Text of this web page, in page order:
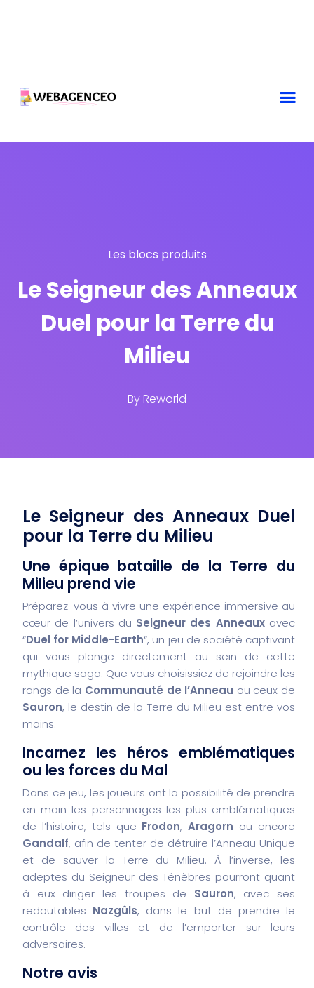
Les blocs produits
Le Seigneur des Anneaux
Duel pour la Terre du
Milieu
ByReworld
Le Seigneur des Anneaux Duel
pour la Terre du Milieu
Une épique bataille de la Terre du
Milieu prend vie
Préparez-vous à vivre une expérience immersive au
cœur de l’univers du Seigneur des Anneauxavec
“Duel for Middle-Earth“, un jeu de société captivant
qui vous plonge directement au sein de cette
mythique saga. Que vous choisissiez de rejoindre les
rangs de la Communauté de l’Anneau ou ceux de
Sauron, le destin de la Terre du Milieu est entre vos
mains.
Incarnez les héros emblématiques
ou les forces du Mal
Dans ce jeu, les joueurs ont la possibilité de prendre
en main les personnages les plus emblématiques
de l’histoire, tels que Frodon,Aragorn ou encore
Gandalf, afin de tenter de détruire l’Anneau Unique
et de sauver la Terre du Milieu. À l’inverse, les
adeptes du Seigneur des Ténèbres pourront quant
à eux diriger les troupes de Sauron, avec ses
redoutables Nazgûls, dans le but de prendre le
contrôle des villes et de l’emporter sur leurs
adversaires.
Notre avis